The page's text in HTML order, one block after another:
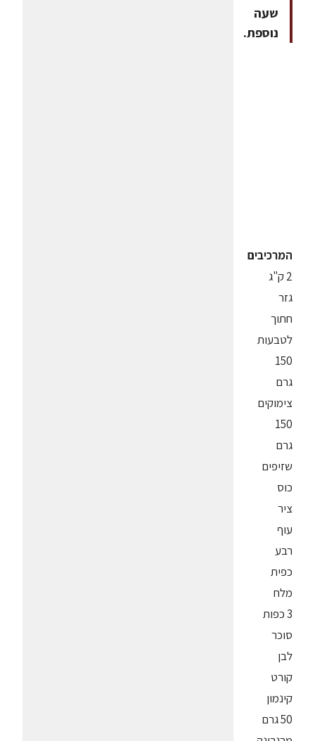
שעה
נוספת.
המרכיבים
2 ק"ג
גזר
חתוך
לטבעות
150
גרם
צימוקים
150
גרם
שזיפים
כוס
ציר
עוף
רבע
כפית
מלח
3 כפות
סוכר
לבן
קורט
קינמון
50 גרם